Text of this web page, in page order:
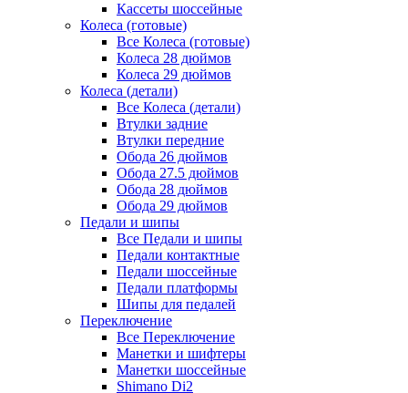
Кассеты шоссейные
Колеса (готовые)
Все Колеса (готовые)
Колеса 28 дюймов
Колеса 29 дюймов
Колеса (детали)
Все Колеса (детали)
Втулки задние
Втулки передние
Обода 26 дюймов
Обода 27.5 дюймов
Обода 28 дюймов
Обода 29 дюймов
Педали и шипы
Все Педали и шипы
Педали контактные
Педали шоссейные
Педали платформы
Шипы для педалей
Переключение
Все Переключение
Манетки и шифтеры
Манетки шоссейные
Shimano Di2